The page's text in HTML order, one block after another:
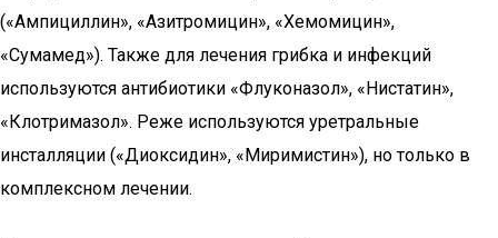
(«Ампициллин», «Азитромицин», «Хемомицин»,
«Сумамед»). Также для лечения грибка и инфекций
используются антибиотики «Флуконазол», «Нистатин»,
«Клотримазол». Реже используются уретральные
инсталляции («Диоксидин», «Миримистин»), но только в
комплексном лечении.